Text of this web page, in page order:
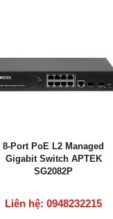
8-Port PoE L2 Managed
Gigabit Switch APTEK
SG2082P
Liên hệ: 0948232215